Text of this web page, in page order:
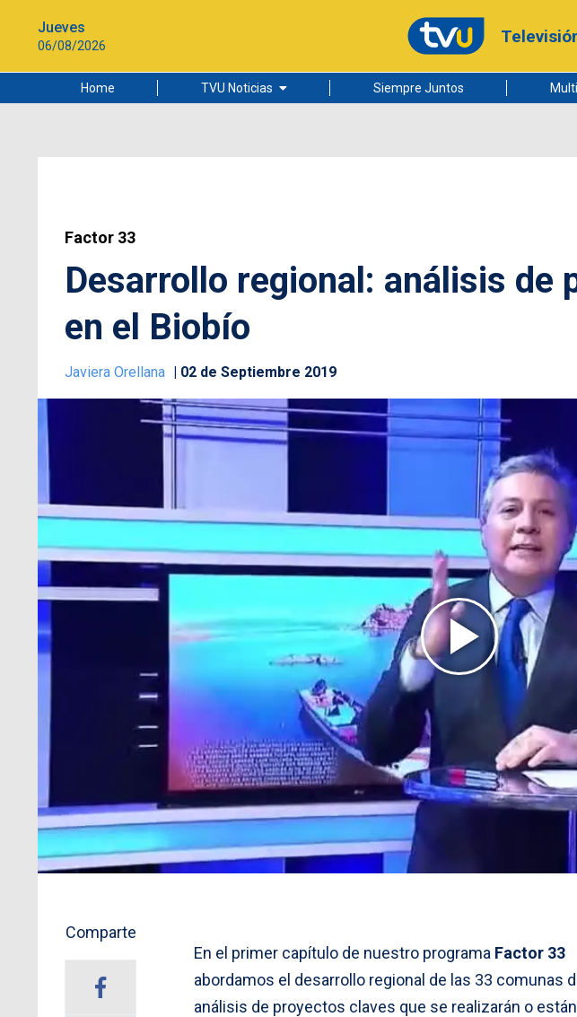
Jueves
06/08/2026
Home TVU Noticias
Ciudad
Siempre Juntos
Factor 33
Desarrollo regional: análisis de
en el Biobío
Javiera Orellana 02 de Septiembre 2019
Comparte
En el primer capítulo de nuestro programa Factor 33
abordamos el desarrollo regional de las 33 comunas
análisis de proyectos claves que se realizarán o